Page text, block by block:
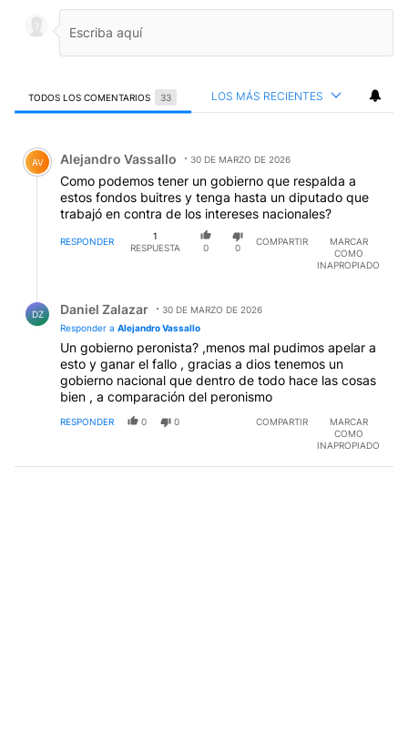
TODOS LOS COMENTARIOS 33 LOS MÁS RECIENTES
Comentario de Alejandro Vassallo.
AV Alejandro Vassallo 30 DE MARZO DE 2026
Como podemos tener un gobierno que respalda a
estos fondos buitres y tenga hasta un diputado que
trabajó en contra de los intereses nacionales?
RESPONDER
1
RESPUESTA
0 0
COMPARTIR
MARCAR
COMO
INAPROPIADO
DZ Daniel Zalazar
30 DE MARZO DE 2026
Responder a Alejandro Vassallo
Un gobierno peronista? ,menos mal pudimos apelar a
esto y ganar el fallo , gracias a dios tenemos un
gobierno nacional que dentro de todo hace las cosas
bien , a comparación del peronismo
RESPONDER 0 0 COMPARTIR
MARCAR
COMO
INAPROPIADO